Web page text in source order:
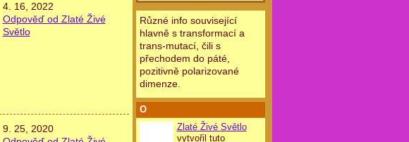
4. 16, 2022
Odpověď od Zlaté Živé
Světlo
9. 25, 2020
Různé info související
hlavně s transformací a
trans-mutací, čili s
přechodem do páté,
pozitivně polarizované
dimenze.
O
Zlaté Živé Světlo
vytvořil tuto